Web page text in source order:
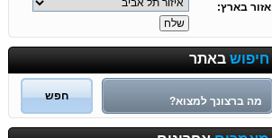
אזור בארץ:
חיפוש באתר
כמה נקי הגן של הילד/ה שלך?